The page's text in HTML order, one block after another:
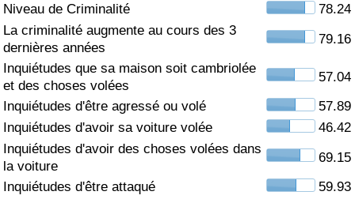
Niveau de Criminalité
78.24
La criminalité augmente au cours des 3
dernières années
79.16
Inquiétudes que sa maison soit cambriolée
et des choses volées
57.04
Inquiétudes d'être agressé ou volé
57.89
Inquiétudes d'avoir sa voiture volée
46.42
Inquiétudes d'avoir des choses volées dans
la voiture
69.15
Inquiétudes d'être attaqué
59.93
Indice de Criminalité
Indice de criminalité par pays
Soins de santé
Indice des soins de santé (Actuel)
Indice des soins de santé